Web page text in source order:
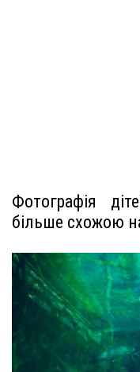
Фотографія
більше схожою